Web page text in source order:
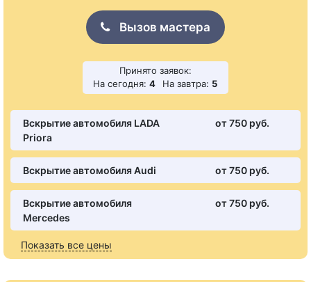
Вызов мастера
Принято заявок:
На сегодня: 4 На завтра: 5
Вскрытие автомобиля LADA
Priora
от 750 pуб.
Вскрытие автомобиля Audi от 750 pуб.
Вскрытие автомобиля
Mercedes
от 750 pуб.
Показать все цены